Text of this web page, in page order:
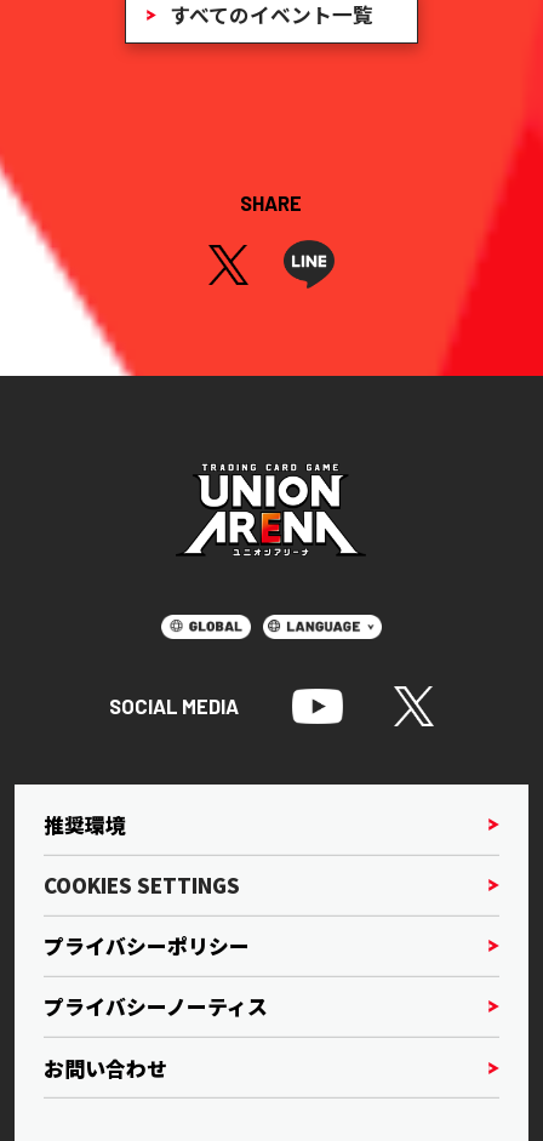
すべてのイベント一覧
SHARE
SOCIAL MEDIA
推奨環境
COOKIES SETTINGS
プライバシーポリシー
プライバシーノーティス
お問い合わせ